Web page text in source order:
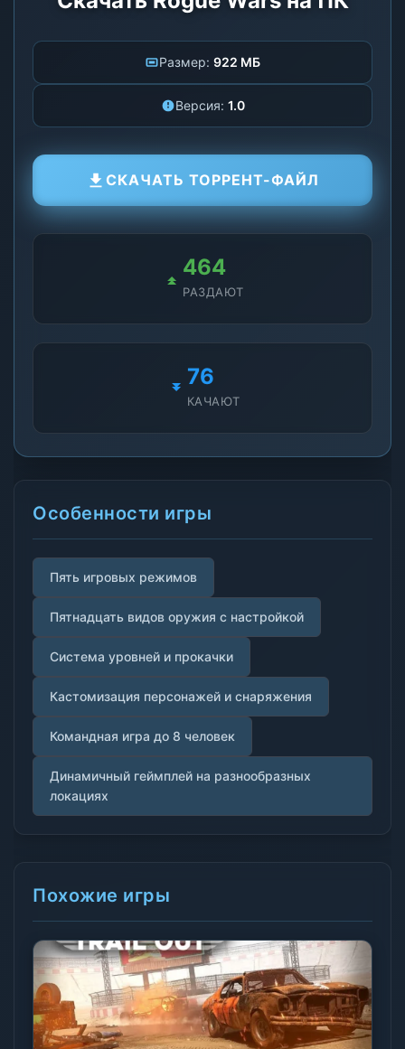
Размер: 922 МБ
Версия: 1.0
СКАЧАТЬ ТОРРЕНТ-ФАЙЛ
464
РАЗДАЮТ
76
КАЧАЮТ
Особенности игры
Пять игровых режимов
Пятнадцать видов оружия с настройкой
Система уровней и прокачки
Кастомизация персонажей и снаряжения
Командная игра до 8 человек
Динамичный геймплей на разнообразных
локациях
Похожие игры